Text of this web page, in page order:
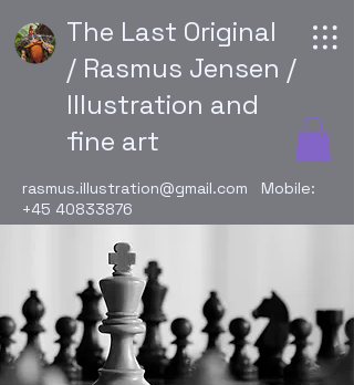
The Last Original
/ Rasmus Jensen /
Illustration and
fine art
rasmus.illustration@gmail.com Mobile:
+45 40833876